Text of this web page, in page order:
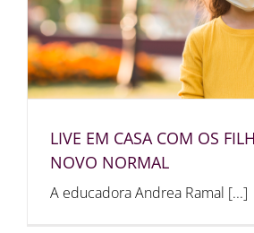
LIVE EM CASA COM OS
NOVO NORMAL
A educadora Andrea Ramal [...]